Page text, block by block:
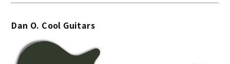
Dan O. Cool Guitars